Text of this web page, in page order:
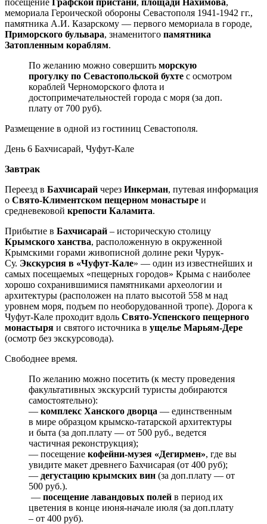
мемориала Героической обороны Севастополя 1941-1942 гг.,
памятника А.И. Казарскому — первого мемориала в городе,
Приморского бульвара, знаменитого памятника
Затопленным кораблям.
По желанию можно совершить морскую
прогулку по Севастопольской бухте с осмотром
кораблей Черноморского флота и
достопримечательностей города с моря (за доп.
плату от 700 руб).
Размещение в одной из гостиниц Севастополя.
День 6 Бахчисарай, Чуфут-Кале
Завтрак
Переезд в Бахчисарай через Инкерман, путевая информация
о Свято-Климентском пещерном монастыре и
средневековой крепости Каламита.
Прибытие в Бахчисарай – историческую столицу
Крымского ханства, расположенную в окруженной
Крымскими горами живописной долине реки Чурук-
Су. Экскурсия в «Чуфут-Кале» — один из известнейших и
самых посещаемых «пещерных городов» Крыма с наиболее
хорошо сохранившимися памятниками археологии и
архитектуры (расположен на плато высотой 558 м над
уровнем моря, подъем по необорудованной тропе). Дорога к
Чуфут-Кале проходит вдоль Свято-Успенского пещерного
монастыря и святого источника в ущелье Марьям-Дере
(осмотр без экскурсовода).
Свободнее время.
По желанию можно посетить (к месту проведения
факультативных экскурсий туристы добираются
самостоятельно):
— комплекс Ханского дворца — единственным
в мире образцом крымско-татарской архитектуры
и быта (за доп.плату — от 500 руб., ведется
частичная реконструкция);
— посещение кофейни-музея «Дегирмен», где вы
увидите макет древнего Бахчисарая (от 400 руб);
— дегустацию крымских вин (за доп.плату — от
500 руб.).
— посещение лавандовых полей в период их
цветения в конце июня-начале июля (за доп.плату
– от 400 руб).